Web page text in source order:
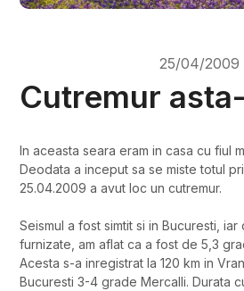
25/04/2009
Cutremur
In aceasta seara eram in casa cu fiul
Deodata a inceput sa se miste totul
25.04.2009 a avut loc un cutremur.
Seismul a fost simtit si in Bucuresti,
furnizate, am aflat ca a fost de 5,3
Acesta s-a inregistrat la 120 km in
Bucuresti 3-4 grade Mercalli. Durata